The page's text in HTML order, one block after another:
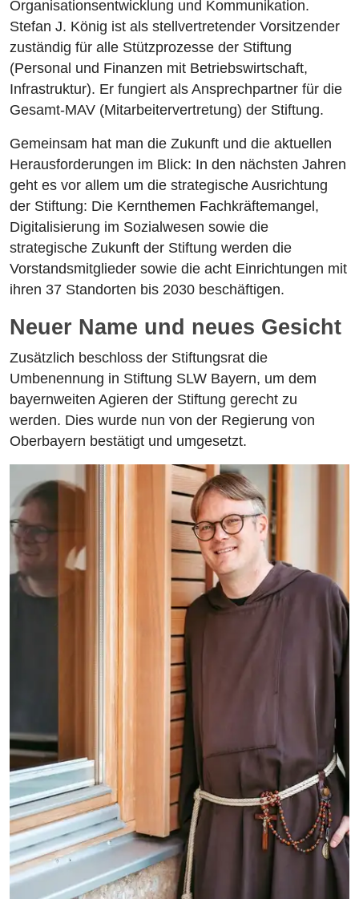
Organisationsentwicklung und Kommunikation.
Stefan J. König ist als stellvertretender Vorsitzender
zuständig für alle Stützprozesse der Stiftung
(Personal und Finanzen mit Betriebswirtschaft,
Infrastruktur). Er fungiert als Ansprechpartner für die
Gesamt-MAV (Mitarbeitervertretung) der Stiftung.
Gemeinsam hat man die Zukunft und die aktuellen
Herausforderungen im Blick: In den nächsten Jahren
geht es vor allem um die strategische Ausrichtung
der Stiftung: Die Kernthemen Fachkräftemangel,
Digitalisierung im Sozialwesen sowie die
strategische Zukunft der Stiftung werden die
Vorstandsmitglieder sowie die acht Einrichtungen mit
ihren 37 Standorten bis 2030 beschäftigen.
Neuer Name und neues Gesicht
Zusätzlich beschloss der Stiftungsrat die
Umbenennung in Stiftung SLW Bayern, um dem
bayernweiten Agieren der Stiftung gerecht zu
werden. Dies wurde nun von der Regierung von
Oberbayern bestätigt und umgesetzt.